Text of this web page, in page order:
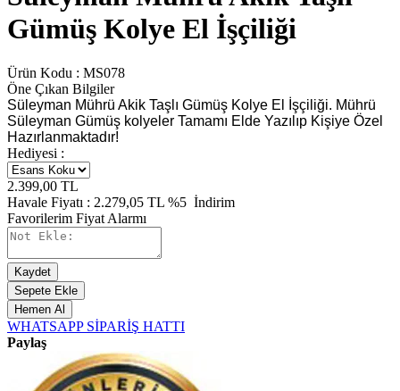
Gümüş Kolye El İşçiliği
Ürün Kodu : MS078
Öne Çıkan Bilgiler
Süleyman Mührü Akik Taşlı Gümüş Kolye El İşçiliği. Mührü
Süleyman Gümüş kolyeler Tamamı Elde Yazılıp Kişiye Özel
Hazırlanmaktadır!
Hediyesi :
2.399,00 TL
Havale Fiyatı : 2.279,05 TL %5 İndirim
Favorilerim Fiyat Alarmı
Kaydet
Sepete Ekle
Hemen Al
WHATSAPP SİPARİŞ HATTI
Paylaş